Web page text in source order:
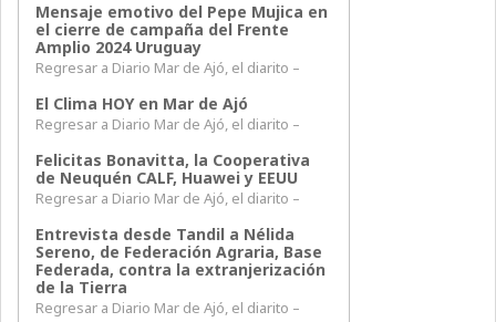
Mensaje emotivo del Pepe Mujica en
el cierre de campaña del Frente
Amplio 2024 Uruguay
Regresar a Diario Mar de Ajó, el diarito –
El Clima HOY en Mar de Ajó
Regresar a Diario Mar de Ajó, el diarito –
Felicitas Bonavitta, la Cooperativa
de Neuquén CALF, Huawei y EEUU
Regresar a Diario Mar de Ajó, el diarito –
Entrevista desde Tandil a Nélida
Sereno, de Federación Agraria, Base
Federada, contra la extranjerización
de la Tierra
Regresar a Diario Mar de Ajó, el diarito –